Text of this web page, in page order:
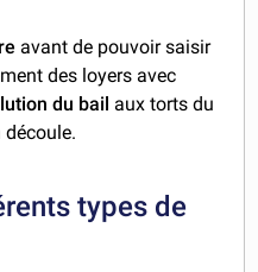
avant de pouvoir saisir
des loyers avec
du bail aux torts du
découle.
types de